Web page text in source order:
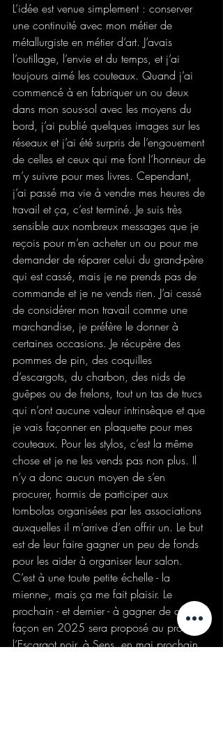
L’idée est venue simplement : conserver
une continuité avec mon métier de
métallurgiste en métier d’art. J’avais
l’outillage, l’envie et du temps, et j’ai
toujours aimé les couteaux. Quand j’ai
commencé à en fabriquer un ou deux
dans mon sous-sol avec les moyens du
bord, j’ai publié quelques images sur les
réseaux et j’ai été surpris de l’engouement
de celles et ceux qui me font l’honneur de
m’y suivre pour mes livres. Cependant,
j’ai passé ma vie à vendre mes heures de
travail et ça, c’est terminé. Je suis très
sensible aux nombreux messages que je
reçois pour m’en acheter un ou pour me
demander de réparer celui du grand-père
qui est cassé, mais je ne prends pas de
commande et je ne vends rien. J’ai cessé
de considérer mon travail comme une
marchandise, je préfère le donner à
certaines occasions. Je récupère des
pommes de pin, des coquilles
d’escargots, du charbon, des nids de
guêpes ou de frelons, tout un tas de trucs
qui n’ont aucune valeur intrinsèque et que
je vais façonner en plaquette pour mes
couteaux. Pour les stylos, c’est la même
chose et je ne les vends pas non plus. Il
n’y a donc aucun moyen de s’en
procurer, hormis de participer aux
tombolas organisées par les associations
auxquelles il m’arrive d’en offrir un. Le but
est de leur faire gagner un peu de fonds
pour les aider à organiser leur salon.
C’est à une toute petite échelle - la
mienne-, mais ça me fait plaisir. Le
prochain - et dernier - à gagner de cette
façon en 2025 sera proposé au profit de
l’Escargot noir, à Sens, en mai prochain.